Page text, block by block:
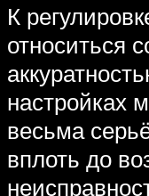
К
относиться
настройках
весьма
вплоть до